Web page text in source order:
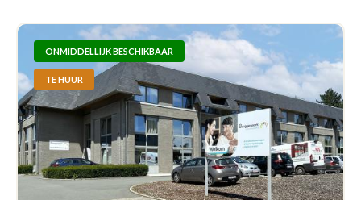
ONMIDDELLIJK BESCHIKBAAR
TE HUUR